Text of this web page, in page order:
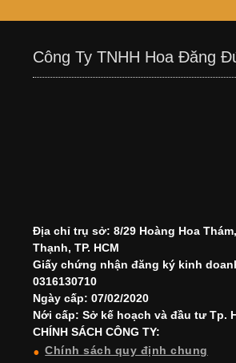
Công Ty TNHH Hoa Đăng
Địa chỉ trụ sở: 8/29 Hoàng Hoa
Thạnh, TP. HCM
Giấy chứng nhận đăng ký kinh
0316130710
Ngày cấp: 07/02/2020
Nới cấp: Sở kế hoạch và đầu tư Tp.
CHÍNH SÁCH CÔNG TY:
Chính sách quy định chung